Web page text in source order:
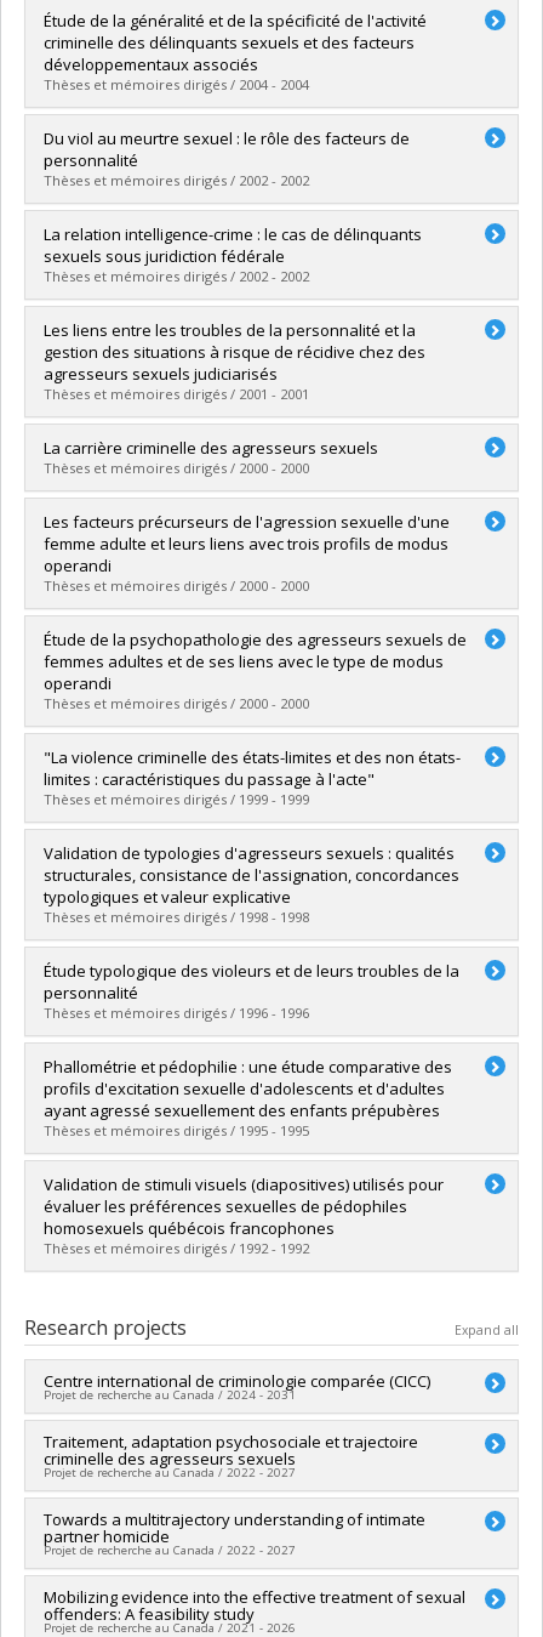
Graduate : Chouinard, Audrey
Cycle :Master's
Grade :M. Sc.
Lien vers le document dans Papyrus
Étude de la généralité et de la spécificité de l'activité
criminelle des délinquants sexuels et des facteurs
développementaux associés
Thèses et mémoires dirigés / 2004 - 2004
Graduate :Lussier, Patrick
Cycle :Doctoral
Grade :Ph. D.
Lien vers le document dans Papyrus
Du viol au meurtre sexuel : le rôle des facteurs de
personnalité
Thèses et mémoires dirigés / 2002 - 2002
Graduate :Sauvêtre, Nadège
Cycle :Master's
Grade :M. Sc.
Lien vers le document dans Papyrus
La relation intelligence-crime : le cas de délinquants
sexuels sous juridiction fédérale
Thèses et mémoires dirigés / 2002 - 2002
Graduate :Guay, Jean-Pierre
Cycle :Doctoral
Grade :Ph. D.
Lien vers le document dans Papyrus
Les liens entre les troubles de la personnalité et la
gestion des situations à risque de récidive chez des
agresseurs sexuels judiciarisés
Thèses et mémoires dirigés / 2001 - 2001
Graduate :Lussier, Patrick
Cycle : Master's
Grade :M. Sc.
Lien vers le document dans Papyrus
La carrière criminelle des agresseurs sexuels
Thèses et mémoires dirigés / 2000 - 2000
Graduate :Boutin, Sandra
Cycle :Master's
Grade :M. Sc.
Lien vers le document dans Papyrus
Les facteurs précurseurs de l'agression sexuelle d'une
femme adulte et leurs liens avec trois profils de modus
operandi
Thèses et mémoires dirigés / 2000 - 2000
Graduate :Raymond, Michel
Cycle :Master's
Grade :M. Sc.
Lien vers le document dans Papyrus
Étude de la psychopathologie des agresseurs sexuels de
femmes adultes et de ses liens avec le type de modus
operandi
Thèses et mémoires dirigés / 2000 - 2000
Graduate :Roy, Étienne
Cycle : Master's
Grade :M. Sc.
Lien vers le document dans Papyrus
"La violence criminelle des états-limites et des non états-
limites : caractéristiques du passage à l'acte"
Thèses et mémoires dirigés / 1999 - 1999
Graduate :Bernard, Guillaume
Cycle :Master's
Grade :M. Sc.
Lien vers le document dans Papyrus
Validation de typologies d'agresseurs sexuels : qualités
structurales, consistance de l'assignation, concordances
typologiques et valeur explicative
Thèses et mémoires dirigés / 1998 - 1998
Graduate :Guay, Jean-Pierre
Cycle :Master's
Grade :M. Sc.
Lien vers le document dans Papyrus
Étude typologique des violeurs et de leurs troubles de la
personnalité
Thèses et mémoires dirigés / 1996 - 1996
Graduate :Webanck, Thierry
Cycle : Master's
Grade :M. Sc.
Lien vers le document dans Papyrus
Phallométrie et pédophilie : une étude comparative des
profils d'excitation sexuelle d'adolescents et d'adultes
ayant agressé sexuellement des enfants prépubères
Thèses et mémoires dirigés / 1995 - 1995
Graduate :Pellerin, Bruno
Cycle :Master's
Grade :M. Sc.
Lien vers le document dans Papyrus
Validation de stimuli visuels (diapositives) utilisés pour
évaluer les préférences sexuelles de pédophiles
homosexuels québécois francophones
Thèses et mémoires dirigés / 1992 - 1992
Cycle :Master's
Grade :M. Sc.
Lien vers le document dans Papyrus
Research projects Expand all
Centre international de criminologie comparée (CICC)
Projet de recherche au Canada / 2024 - 2031
Lead researcher :David Décary-Hétu,Chloé Leclerc
Co-researchers :Jean Proulx,Denis Lafortune
Wemmers
Étienne
Blais,Frédéric Ouellet,Amissi Melchiade Manirabona
Jean-
Pierre Guay,Isabelle V. Daignault,
,Estibaliz Jimenez,Anne Crocker,David Grondin,Miriam
Cohen,Marianne Quirouette,Tamsin Higgs,Catherine
Arseneault ,Masarah Paquet-Clouston
Traitement, adaptation psychosociale et trajectoire
criminelle des agresseurs sexuels
Projet de recherche au Canada / 2022 - 2027
Lead researcher :Jean Proulx
Co-researchers : Franca Cortoni,Frédéric Ouellet
Fortin
Jonathan
James
Funding sources: FRQSC/Fonds de recherche du Québec -
Towards a multitrajectory understanding of intimate
partner homicide
Projet de recherche au Canada / 2022 - 2027
Lead researcher :Tamsin Higgs
Co-researchers :Jean Proulx, Frédéric Ouellet
Mobilizing evidence into the effective treatment of sexual
offenders: A feasibility study
Projet de recherche au Canada / 2021 - 2026